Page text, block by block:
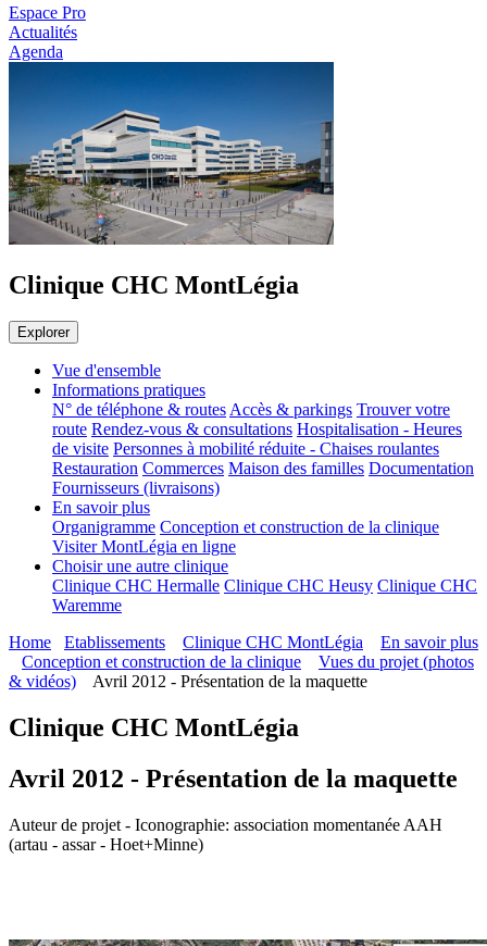
Espace Pro
Actualités
Agenda
Clinique CHC MontLégia
Explorer
Vue d'ensemble
Informations pratiques
N° de téléphone & routesAccès & parkings Trouver votre
route Rendez-vous & consultations Hospitalisation - Heures
de visite Personnes à mobilité réduite - Chaises roulantes
Restauration Commerces Maison des familles Documentation
Fournisseurs (livraisons)
En savoir plus
Organigramme Conception et construction de la clinique
Visiter MontLégia en ligne
Choisir une autre clinique
Clinique CHC Hermalle Clinique CHC Heusy Clinique CHC
Waremme
Home
Etablissements Clinique CHC MontLégia
En savoir plus
Conception et construction de la clinique
Vues du projet (photos
& vidéos)
Avril 2012 - Présentation de la maquette
Clinique CHC MontLégia
Avril 2012 - Présentation de la maquette
Auteur de projet - Iconographie: association momentanée AAH
(artau - assar - Hoet+Minne)